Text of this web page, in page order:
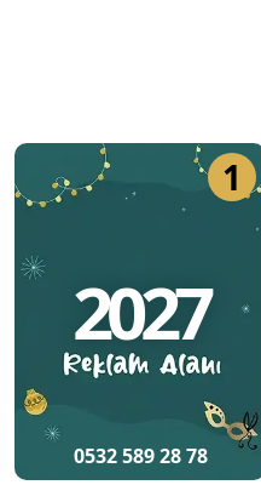
1
2027
0532 589 28 78